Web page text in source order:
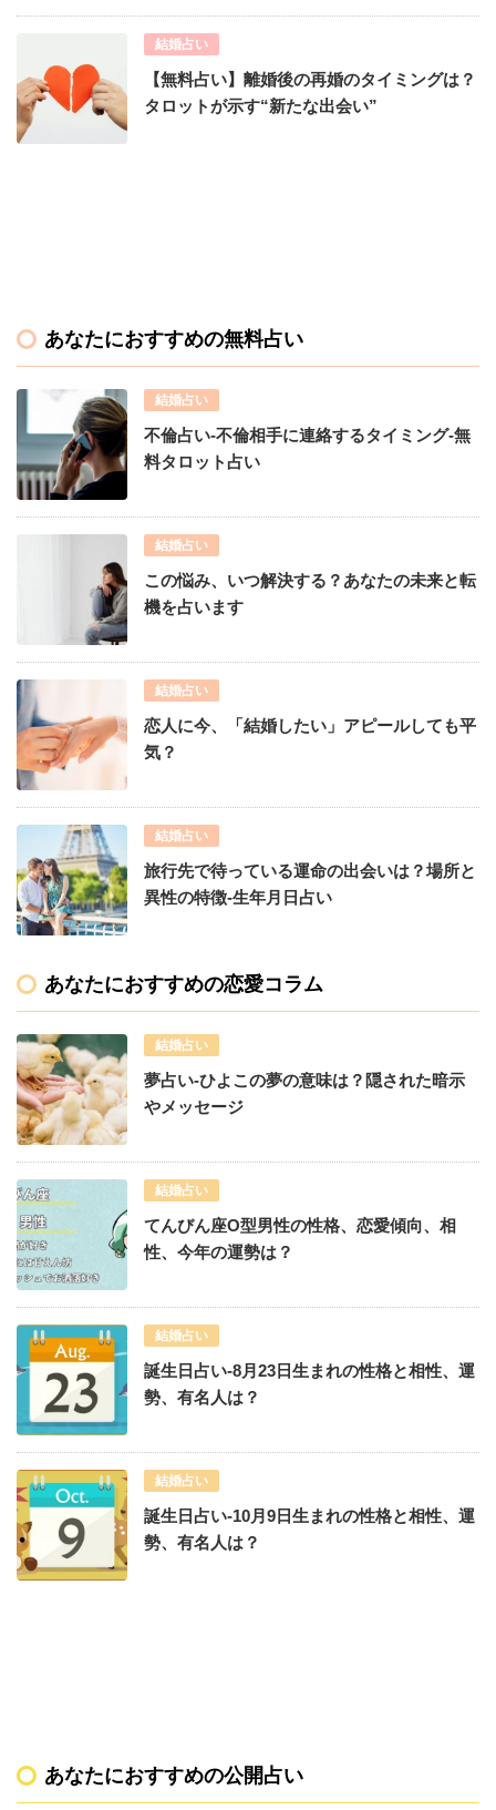
結婚占い
【無料占い】離婚後の再婚のタイミングは？
タロットが示す“新たな出会い”
あなたにおすすめの無料占い
結婚占い
不倫占い-不倫相手に連絡するタイミング-無
料タロット占い
結婚占い
この悩み、いつ解決する？あなたの未来と転
機を占います
結婚占い
恋人に今、「結婚したい」アピールしても平
気？
結婚占い
旅行先で待っている運命の出会いは？場所と
異性の特徴-生年月日占い
あなたにおすすめの恋愛コラム
結婚占い
夢占い-ひよこの夢の意味は？隠された暗示
やメッセージ
結婚占い
てんびん座O型男性の性格、恋愛傾向、相
性、今年の運勢は？
結婚占い
誕生日占い-8月23日生まれの性格と相性、運
勢、有名人は？
結婚占い
誕生日占い-10月9日生まれの性格と相性、運
勢、有名人は？
あなたにおすすめの公開占い